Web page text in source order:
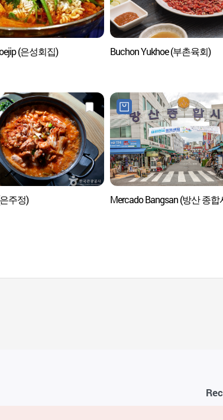
(은성회집) Buchon Yukhoe (부촌육회)
주정) Mercado Bangsan (방산 종합